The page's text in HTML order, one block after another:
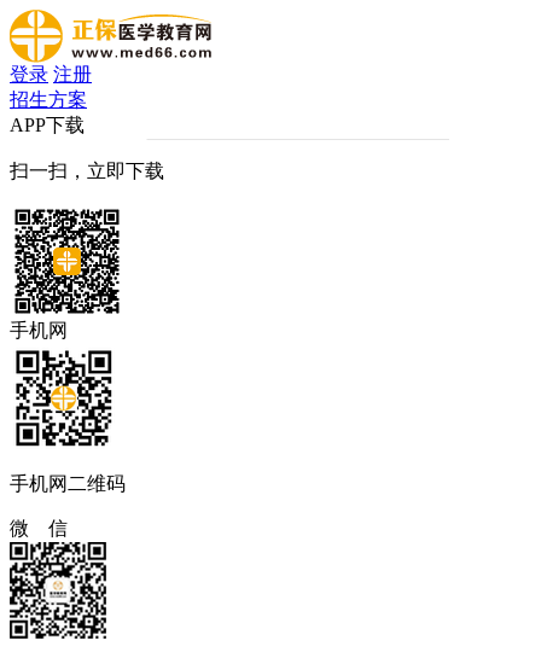
登录 注册
招生方案
APP下载
扫一扫，立即下载
手机网
手机网二维码
微 信